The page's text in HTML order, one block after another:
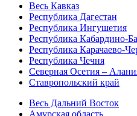
Весь Кавказ
Республика Дагестан
Республика Ингушетия
Республика Кабардино-
Республика Карачаево-
Республика Чечня
Северная Осетия –
Ставропольский край
Весь Дальний Восток
Амурская область